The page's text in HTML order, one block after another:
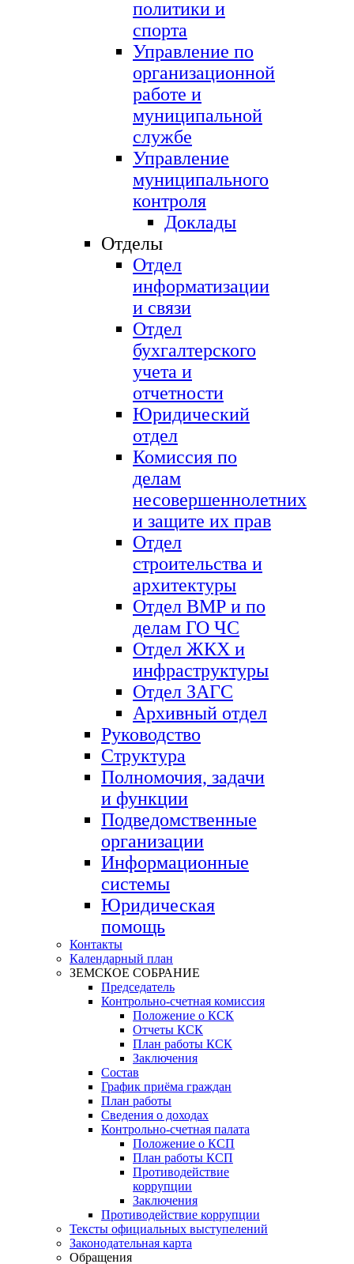
политики и
спорта
Управление по
организационной
работе и
муниципальной
службе
Управление
муниципального
контроля
Доклады
Отделы
Отдел
информатизации
и связи
Отдел
бухгалтерского
учета и
отчетности
Юридический
отдел
Комиссия по
делам
несовершеннолетних
и защите их прав
Отдел
строительства и
архитектуры
Отдел ВМР и по
делам ГО ЧС
Отдел ЖКХ и
инфраструктуры
Отдел ЗАГС
Архивный отдел
Руководство
Структура
Полномочия, задачи
и функции
Подведомственные
организации
Информационные
системы
Юридическая
помощь
Контакты
Календарный план
ЗЕМСКОЕ СОБРАНИЕ
Председатель
Контрольно-счетная комиссия
Положение о КСК
Отчеты КСК
План работы КСК
Заключения
Состав
График приёма граждан
План работы
Сведения о доходах
Контрольно-счетная палата
Положение о КСП
План работы КСП
Противодействие
коррупции
Заключения
Противодействие коррупции
Тексты официальных выступелений
Законодательная карта
Обращения